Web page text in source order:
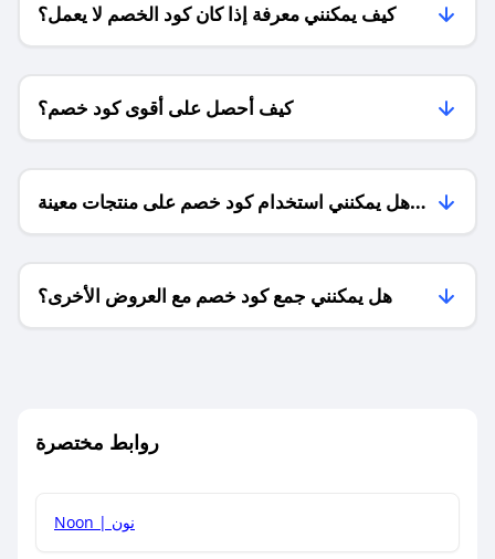
كيف يمكنني معرفة إذا كان كود الخصم لا يعمل؟
كيف أحصل على أقوى كود خصم؟
هل يمكنني استخدام كود خصم على منتجات معينة
فقط؟
هل يمكنني جمع كود خصم مع العروض الأخرى؟
روابط مختصرة
Noon | نون